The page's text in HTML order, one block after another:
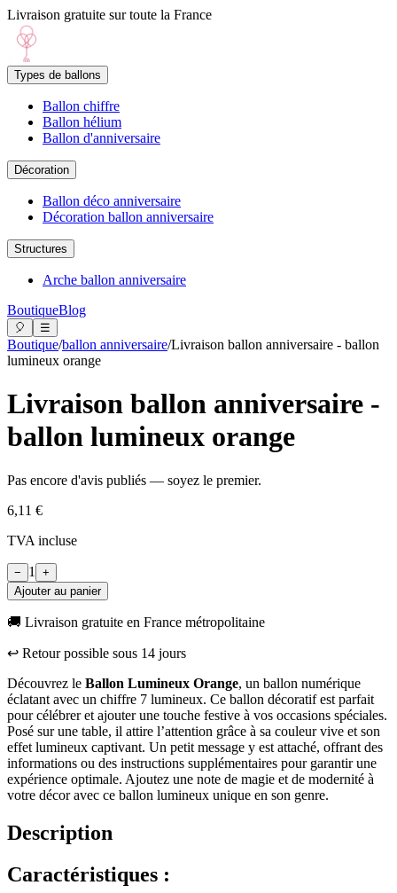
Livraison gratuite sur toute la France
Types de ballons
Ballon chiffre
Ballon hélium
Ballon d'anniversaire
Décoration
Ballon déco anniversaire
Décoration ballon anniversaire
Structures
Arche ballon anniversaire
BoutiqueBlog
🎈 ☰
Boutique/ballon anniversaire/Livraison ballon anniversaire - ballon
lumineux orange
Livraison ballon anniversaire -
ballon lumineux orange
Pas encore d'avis publiés — soyez le premier.
6,11 €
TVA incluse
− 1
+
Ajouter au panier
🚚 Livraison gratuite en France métropolitaine
↩︎ Retour possible sous 14 jours
Découvrez le Ballon Lumineux Orange, un ballon numérique
éclatant avec un chiffre 7 lumineux. Ce ballon décoratif est parfait
pour célébrer et ajouter une touche festive à vos occasions spéciales.
Posé sur une table, il attire l’attention grâce à sa couleur vive et son
effet lumineux captivant. Un petit message y est attaché, offrant des
informations ou des instructions supplémentaires pour garantir une
expérience optimale. Ajoutez une note de magie et de modernité à
votre décor avec ce ballon lumineux unique en son genre.
Description
Caractéristiques :